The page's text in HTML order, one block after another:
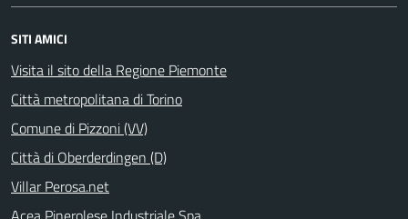
SITI AMICI
Visita il sito della Regione Piemonte
Città metropolitana di Torino
Comune di Pizzoni (VV)
Città di Oberderdingen (D)
Villar Perosa.net